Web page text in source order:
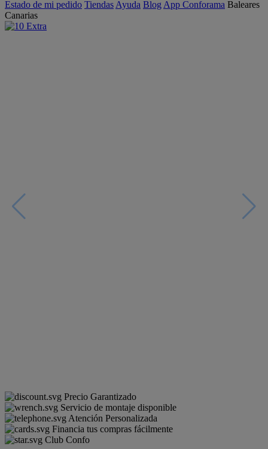
Estado de mi pedido Tiendas Ayuda Blog App Conforama Baleares
Canarias
Precio Garantizado
Servicio de montaje disponible
Atención Personalizada
Financia tus compras fácilmente
Club Confo